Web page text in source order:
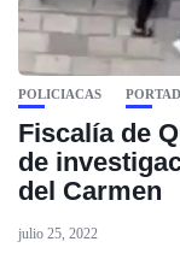
POLICIACAS
Fiscalía de
de
del Carmen
julio 25, 2022